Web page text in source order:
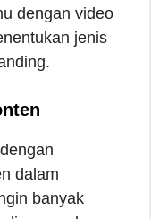
dengan video
jenis
dalam
banyak